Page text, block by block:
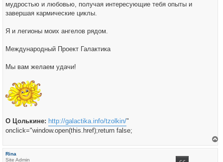
мудростью и любовью, получая интересующие тебя опыты и
завершая кармические циклы.
Я и легионы моих ангелов рядом.
Международный Проект Галактика
Мы вам желаем удачи!
О Цолькине: http://galactika.info/tzolkin/"
onclick="window.open(this.href);return false;
Rina
Site Admin